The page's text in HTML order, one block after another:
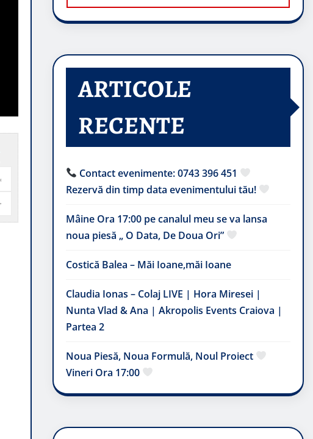
ARTICOLE
RECENTE
Contact evenimente: 0743 396 451
Rezervă din timp data evenimentului tău!
Mâine Ora 17:00 pe canalul meu se va lansa
noua piesă „ O Data, De Doua Ori”
Costică Balea – Măi Ioane,măi Ioane
Claudia Ionas – Colaj LIVE | Hora Miresei |
Nunta Vlad & Ana | Akropolis Events Craiova |
Partea 2
Noua Piesă, Noua Formulă, Noul Proiect
Vineri Ora 17:00